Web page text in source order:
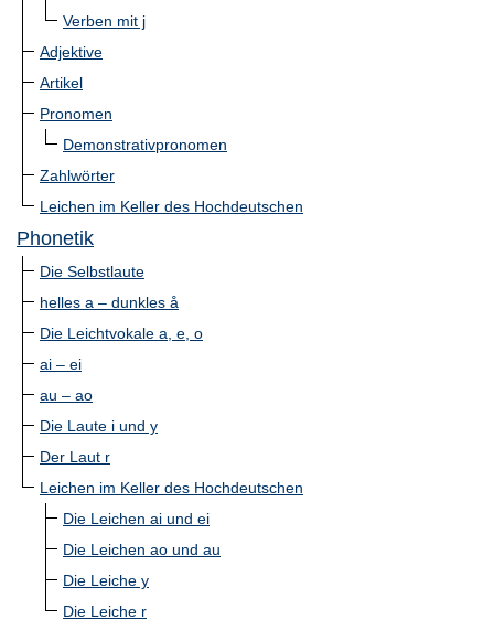
Verben mit j
Adjektive
Artikel
Pronomen
Demonstrativpronomen
Zahlwörter
Leichen im Keller des Hochdeutschen
Phonetik
Die Selbstlaute
helles a – dunkles å
Die Leichtvokale a, e, o
ai – ei
au – ao
Die Laute i und y
Der Laut r
Leichen im Keller des Hochdeutschen
Die Leichen ai und ei
Die Leichen ao und au
Die Leiche y
Die Leiche r